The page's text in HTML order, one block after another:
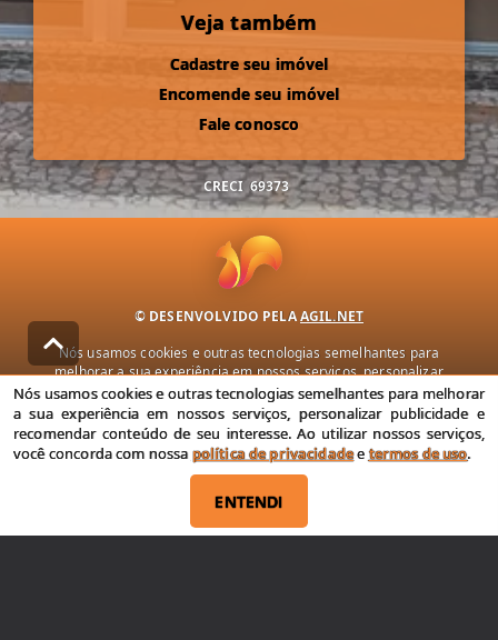
Veja também
Cadastre seu imóvel
Encomende seu imóvel
Fale conosco
CRECI 69373
© DESENVOLVIDO PELAAGIL.NET
Nós usamos cookies e outras tecnologias semelhantes para
melhorar a sua experiência em nossos serviços, personalizar
publicidade e recomendar conteúdo de seu interesse. Ao utilizar
nossos serviços, você concorda com nossa política de privacidade e
termos de uso.
Política de Privacidade Termos de uso
Nós usamos cookies e outras tecnologias semelhantes para melhorar
a sua experiência em nossos serviços, personalizar publicidade e
recomendar conteúdo de seu interesse. Ao utilizar nossos serviços,
você concorda com nossa política de privacidadeetermos de uso.
ENTENDI